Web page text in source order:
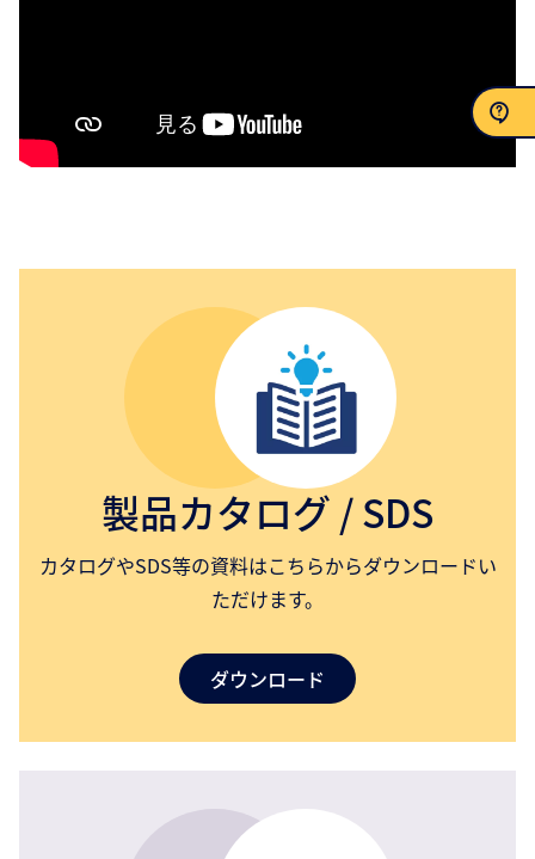
お問い合わせ
製品カタログ / SDS
カタログやSDS等の資料はこちらからダウンロードい
ただけます。
ダウンロード